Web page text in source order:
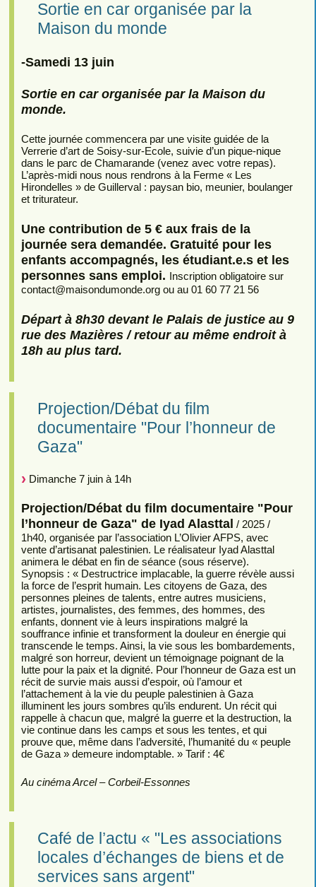
Sortie en car organisée par la
Maison du monde
-Samedi 13 juin
Sortie en car organisée par la Maison du
monde.
Cette journée commencera par une visite guidée de la
Verrerie d’art de Soisy-sur-Ecole, suivie d’un pique-nique
dans le parc de Chamarande (venez avec votre repas).
L’après-midi nous nous rendrons à la Ferme « Les
Hirondelles » de Guillerval : paysan bio, meunier, boulanger
et triturateur.
Une contribution de 5 € aux frais de la
journée sera demandée. Gratuité pour les
enfants accompagnés, les étudiant.e.s et les
personnes sans emploi. Inscription obligatoire sur
contact@maisondumonde.org ou au 01 60 77 21 56
Départ à 8h30 devant le Palais de justice au 9
rue des Mazières / retour au même endroit à
18h au plus tard.
Projection/Débat du film
documentaire "Pour l’honneur de
Gaza"
Dimanche 7 juin à 14h
Projection/Débat du film documentaire "Pour
l’honneur de Gaza" de Iyad Alasttal / 2025 /
1h40, organisée par l’association L’Olivier AFPS, avec
vente d’artisanat palestinien. Le réalisateur Iyad Alasttal
animera le débat en fin de séance (sous réserve).
Synopsis : « Destructrice implacable, la guerre révèle aussi
la force de l’esprit humain. Les citoyens de Gaza, des
personnes pleines de talents, entre autres musiciens,
artistes, journalistes, des femmes, des hommes, des
enfants, donnent vie à leurs inspirations malgré la
souffrance infinie et transforment la douleur en énergie qui
transcende le temps. Ainsi, la vie sous les bombardements,
malgré son horreur, devient un témoignage poignant de la
lutte pour la paix et la dignité. Pour l’honneur de Gaza est un
récit de survie mais aussi d’espoir, où l’amour et
l’attachement à la vie du peuple palestinien à Gaza
illuminent les jours sombres qu’ils endurent. Un récit qui
rappelle à chacun que, malgré la guerre et la destruction, la
vie continue dans les camps et sous les tentes, et qui
prouve que, même dans l’adversité, l’humanité du « peuple
de Gaza » demeure indomptable. » Tarif : 4€
Au cinéma Arcel – Corbeil-Essonnes
Café de l’actu « "Les associations
locales d’échanges de biens et de
services sans argent"